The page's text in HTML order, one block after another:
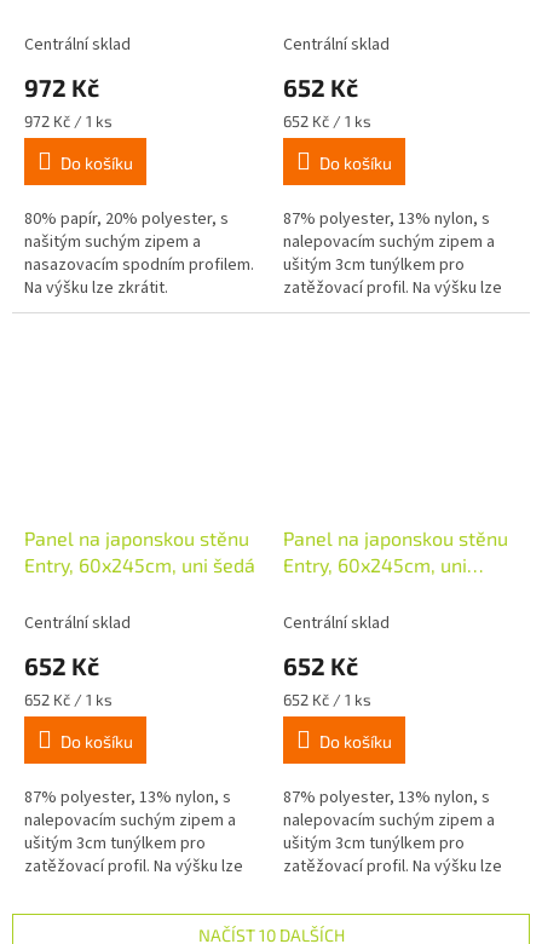
Centrální sklad
972 Kč
Měrná
cena:
972 Kč / 1 ks
Do košíku
80% papír, 20% polyester, s
našitým suchým zipem a
nasazovacím spodním profilem.
Na výšku lze zkrátit.
Centrální sklad
652 Kč
Měrná
cena:
652 Kč / 1 ks
Do košíku
87% polyester, 13% nylon, s
nalepovacím suchým zipem a
ušitým 3cm tunýlkem pro
zatěžovací profil. Na výšku lze
zkrátit.
Panel na japonskou stěnu
Entry, 60x245cm, uni šedá
Centrální sklad
652 Kč
Měrná
cena:
652 Kč / 1 ks
Do košíku
87% polyester, 13% nylon, s
nalepovacím suchým zipem a
ušitým 3cm tunýlkem pro
zatěžovací profil. Na výšku lze
Panel na japonskou stěnu
Entry, 60x245cm, uni
Centrální sklad
652 Kč
Měrná
cena:
652 Kč / 1 ks
Do košíku
87% polyester, 13% nylon, s
nalepovacím suchým zipem a
ušitým 3cm tunýlkem pro
zatěžovací profil. Na výšku lze
NAČÍST 10 DALŠÍCH